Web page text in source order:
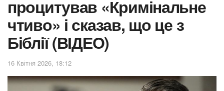
процитував «Кримінальне
чтиво» і сказав, що це з
Біблії (ВІДЕО)
16 Квітня 2026, 18:12